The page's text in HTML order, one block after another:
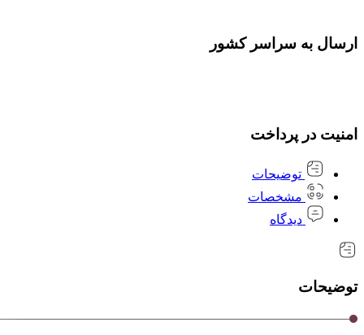
ارسال به سراسر کشور
امنیت در پرداخت
توضیحات
مشخصات
دیدگاه
توضیحات